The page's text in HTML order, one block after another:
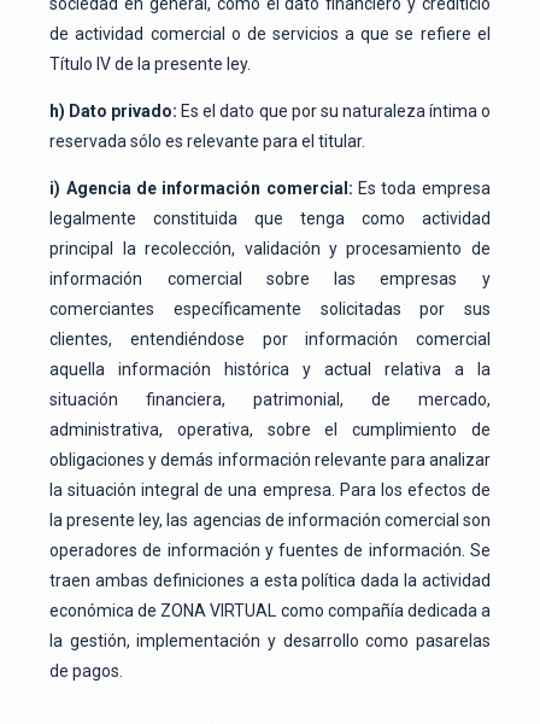
de actividad comercial o de servicios a que se refiere el
Título IV de la presente ley.
h) Dato privado: Es el dato que por su naturaleza íntima o
reservada sólo es relevante para el titular.
i) Agencia de información comercial: Es toda empresa
legalmente constituida que tenga como actividad
principal la recolección, validación y procesamiento de
información comercial sobre las empresas y
comerciantes específicamente solicitadas por sus
clientes, entendiéndose por información comercial
aquella información histórica y actual relativa a la
situación financiera, patrimonial, de mercado,
administrativa, operativa, sobre el cumplimiento de
obligaciones y demás información relevante para analizar
la situación integral de una empresa. Para los efectos de
la presente ley, las agencias de información comercial son
operadores de información y fuentes de información. Se
traen ambas definiciones a esta política dada la actividad
económica de ZONA VIRTUAL como compañía dedicada a
la gestión, implementación y desarrollo como pasarelas
de pagos.